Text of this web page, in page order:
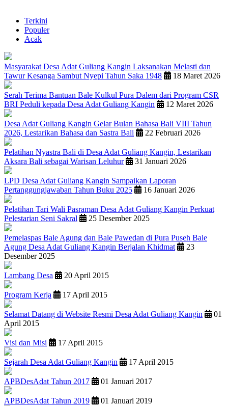
Terkini
Populer
Acak
Masyarakat Desa Adat Guliang Kangin Laksanakan Melasti dan
Tawur Kesanga Sambut Nyepi Tahun Saka 1948
18 Maret 2026
Serah Terima Bantuan Bale Kulkul Pura Dalem dari Program CSR
BRI Peduli kepada Desa Adat Guliang Kangin
12 Maret 2026
Desa Adat Guliang Kangin Gelar Bulan Bahasa Bali VIII Tahun
2026, Lestarikan Bahasa dan Sastra Bali
22 Februari 2026
Pelatihan Nyastra Bali di Desa Adat Guliang Kangin, Lestarikan
Aksara Bali sebagai Warisan Leluhur
31 Januari 2026
LPD Desa Adat Guliang Kangin Sampaikan Laporan
Pertanggungjawaban Tahun Buku 2025
16 Januari 2026
Pelatihan Tari Wali Pasraman Desa Adat Guliang Kangin Perkuat
Pelestarian Seni Sakral
25 Desember 2025
Pemelaspas Bale Agung dan Bale Pawedan di Pura Puseh Bale
Agung Desa Adat Guliang Kangin Berjalan Khidmat
23
Desember 2025
Lambang Desa 20 April 2015
Program Kerja 17 April 2015
Selamat Datang di Website Resmi Desa Adat Guliang Kangin
01
April 2015
Visi dan Misi 17 April 2015
Sejarah Desa Adat Guliang Kangin 17 April 2015
APBDesAdat Tahun 2017 01 Januari 2017
APBDesAdat Tahun 2019 01 Januari 2019